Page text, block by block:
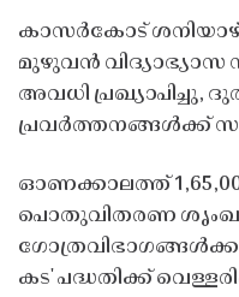
കാസർകോട്
മുഴുവൻ വിദ്യാഭ്യാസ
അവധി പ്രഖ്യാപിച്ചു,
പ്രവർത്തനങ്ങൾക്ക്
ഓണക്കാലത്ത്
പൊതുവിതരണ
കട' പദ്ധതിക്ക്